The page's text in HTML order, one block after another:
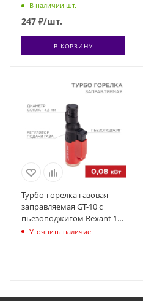
В наличии шт.
247 ₽/шт.
В КОРЗИНУ
Турбо-горелка газовая
заправляемая GT-10 с
пьезоподжигом Rexant 12-
0010-2
Уточнить наличие